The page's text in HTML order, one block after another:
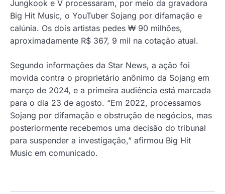
Jungkook e V processaram, por meio da gravadora
Big Hit Music, o YouTuber Sojang por difamação e
calúnia. Os dois artistas pedes ₩ 90 milhões,
aproximadamente R$ 367, 9 mil na cotação atual.
Segundo informações da Star News, a ação foi
movida contra o proprietário anônimo da Sojang em
março de 2024, e a primeira audiência está marcada
para o dia 23 de agosto. “Em 2022, processamos
Sojang por difamação e obstrução de negócios, mas
posteriormente recebemos uma decisão do tribunal
para suspender a investigação,” afirmou Big Hit
Music em comunicado.